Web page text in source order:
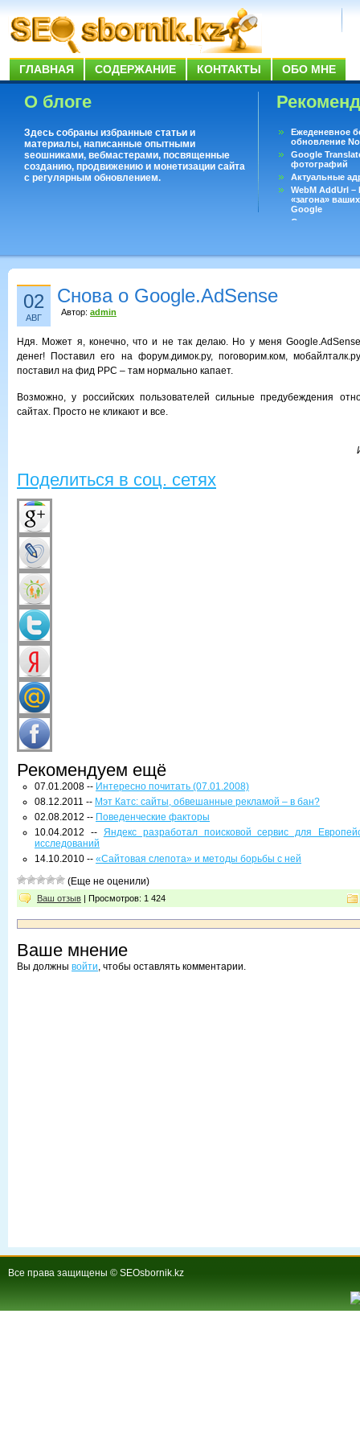
ГЛАВНАЯ СОДЕРЖАНИЕ КОНТАКТЫ ОБО МНЕ
О блоге
Здесь собраны избранные статьи и
материалы, написанные опытными
seoшниками, вебмастерами, посвященные
созданию, продвижению и монетизации сайта
с регулярным обновлением.
Ежеденевное
обновление
Google
фотографий
Актуальные
WebM AddUrl
«загона»
Google
Существует
02
АВГ
Снова о Google.AdSense
Автор: admin
Ндя. Может я, конечно, что и не так делаю. Но у меня
денег! Поставил его на форум.димок.ру, поговорим.ком,
поставил на фид PPC – там нормально капает.
Возможно, у российских пользователей сильные предубеждения
сайтах. Просто не кликают и все.
Поделиться в соц. сетях
Рекомендуем ещё
07.01.2008 -- Интересно почитать (07.01.2008)
08.12.2011 -- Мэт Катс: сайты, обвешанные рекламой – в бан?
02.08.2012 -- Поведенческие факторы
10.04.2012 -- Яндекс разработал поисковой сервис для
исследований
14.10.2010 -- «Сайтовая слепота» и методы борьбы с ней
(Еще не оценили)
Ваш отзыв | Просмотров: 1 424
Ваше мнение
Вы должны войти, чтобы оставлять комментарии.
Все права защищены © SEOsbornik.kz